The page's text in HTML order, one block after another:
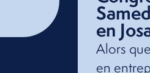
en
Alors
en